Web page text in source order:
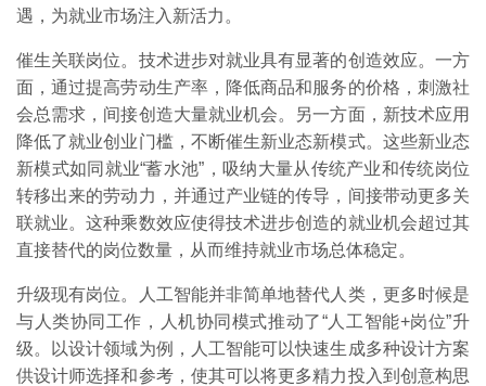
遇，为就业市场注入新活力。
催生关联岗位。技术进步对就业具有显著的创造效应。一方
面，通过提高劳动生产率，降低商品和服务的价格，刺激社
会总需求，间接创造大量就业机会。另一方面，新技术应用
降低了就业创业门槛，不断催生新业态新模式。这些新业态
新模式如同就业“蓄水池”，吸纳大量从传统产业和传统岗位
转移出来的劳动力，并通过产业链的传导，间接带动更多关
联就业。这种乘数效应使得技术进步创造的就业机会超过其
直接替代的岗位数量，从而维持就业市场总体稳定。
升级现有岗位。人工智能并非简单地替代人类，更多时候是
与人类协同工作，人机协同模式推动了“人工智能+岗位”升
级。以设计领域为例，人工智能可以快速生成多种设计方案
供设计师选择和参考，使其可以将更多精力投入到创意构思